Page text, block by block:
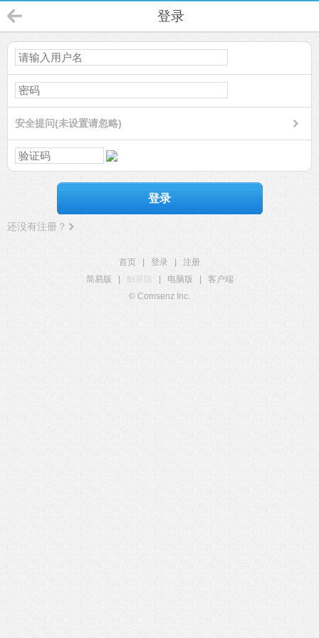
登录
安全提问(未设置请忽略)
登录
还没有注册？
首页 登录
注册
简易版
触屏版 电脑版
客户端
© Comsenz Inc.